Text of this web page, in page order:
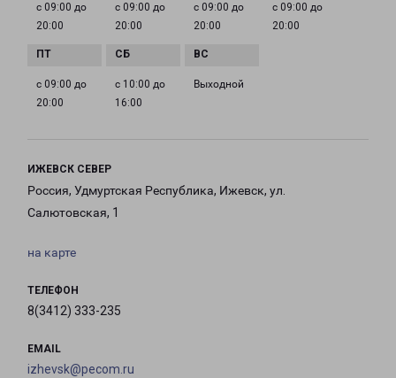
с 09:00 до
20:00
с 09:00 до
20:00
с 09:00 до
20:00
с 09:00 до
20:00
с 09:00 до
20:00
с 10:00 до
16:00
Выходной
ИЖЕВСК СЕВЕР
Россия, Удмуртская Республика, Ижевск, ул.
Салютовская, 1
на карте
ТЕЛЕФОН
8(3412) 333-235
EMAIL
izhevsk@pecom.ru